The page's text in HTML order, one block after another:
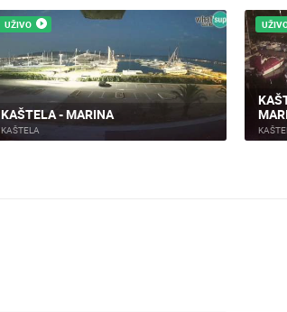
UŽIVO
KAŠTEL GOMILICA – GIRIČIĆ
MARINA UŽIVO, OKRETNA KAMERA
KAŠTELA